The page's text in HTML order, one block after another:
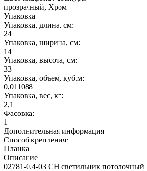
прозрачный, Хром
Упаковка
Упаковка, длина, см:
24
Упаковка, ширина, см:
14
Упаковка, высота, см:
33
Упаковка, объем, куб.м:
0,011088
Упаковка, вес, кг:
2,1
Фасовка:
1
Дополнительная информация
Способ крепления:
Планка
Описание
02781-0.4-03 CH светильник потолочный